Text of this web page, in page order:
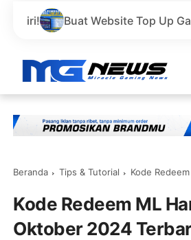
Website Top Up Game Sendiri
Beranda Tips & Tutorial Kode Redeem ML Hari Ini 7
Kode Redeem ML
Oktober 2024